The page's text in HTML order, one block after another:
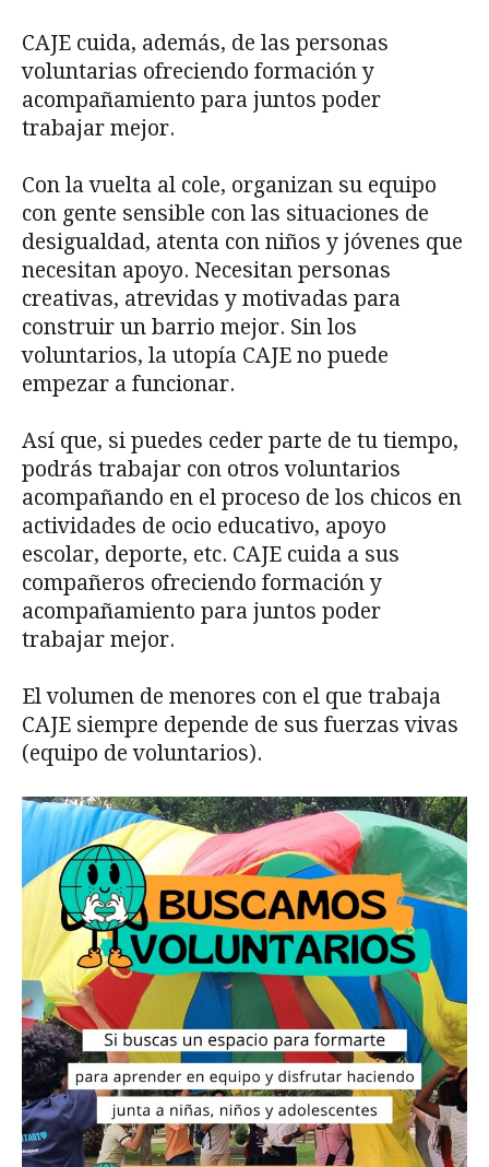
CAJE cuida, además, de las personas
voluntarias ofreciendo formación y
acompañamiento para juntos poder
trabajar mejor.
Con la vuelta al cole, organizan su equipo
con gente sensible con las situaciones de
desigualdad, atenta con niños y jóvenes que
necesitan apoyo. Necesitan personas
creativas, atrevidas y motivadas para
construir un barrio mejor. Sin los
voluntarios, la utopía CAJE no puede
empezar a funcionar.
Así que, si puedes ceder parte de tu tiempo,
podrás trabajar con otros voluntarios
acompañando en el proceso de los chicos en
actividades de ocio educativo, apoyo
escolar, deporte, etc. CAJE cuida a sus
compañeros ofreciendo formación y
acompañamiento para juntos poder
trabajar mejor.
El volumen de menores con el que trabaja
CAJE siempre depende de sus fuerzas vivas
(equipo de voluntarios).